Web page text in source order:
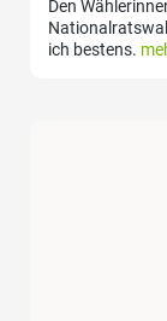
Den
ich bestens.